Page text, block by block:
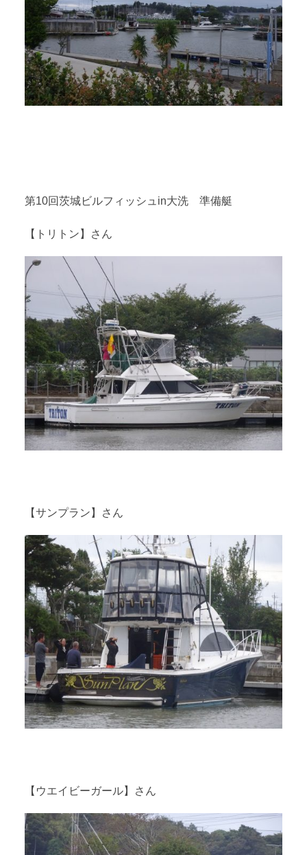
第10回茨城ビルフィッシュin大洗 準備艇
【トリトン】さん
【サンプラン】さん
【ウエイビーガール】さん